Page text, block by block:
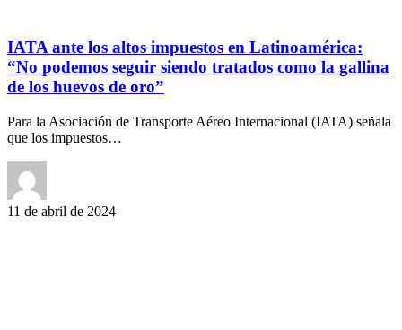
IATA ante los altos impuestos en Latinoamérica:
“No podemos seguir siendo tratados como la gallina
de los huevos de oro”
Para la Asociación de Transporte Aéreo Internacional (IATA) señala
que los impuestos…
11 de abril de 2024